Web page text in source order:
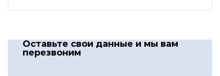
Оставьте свои данные и мы вам
перезвоним